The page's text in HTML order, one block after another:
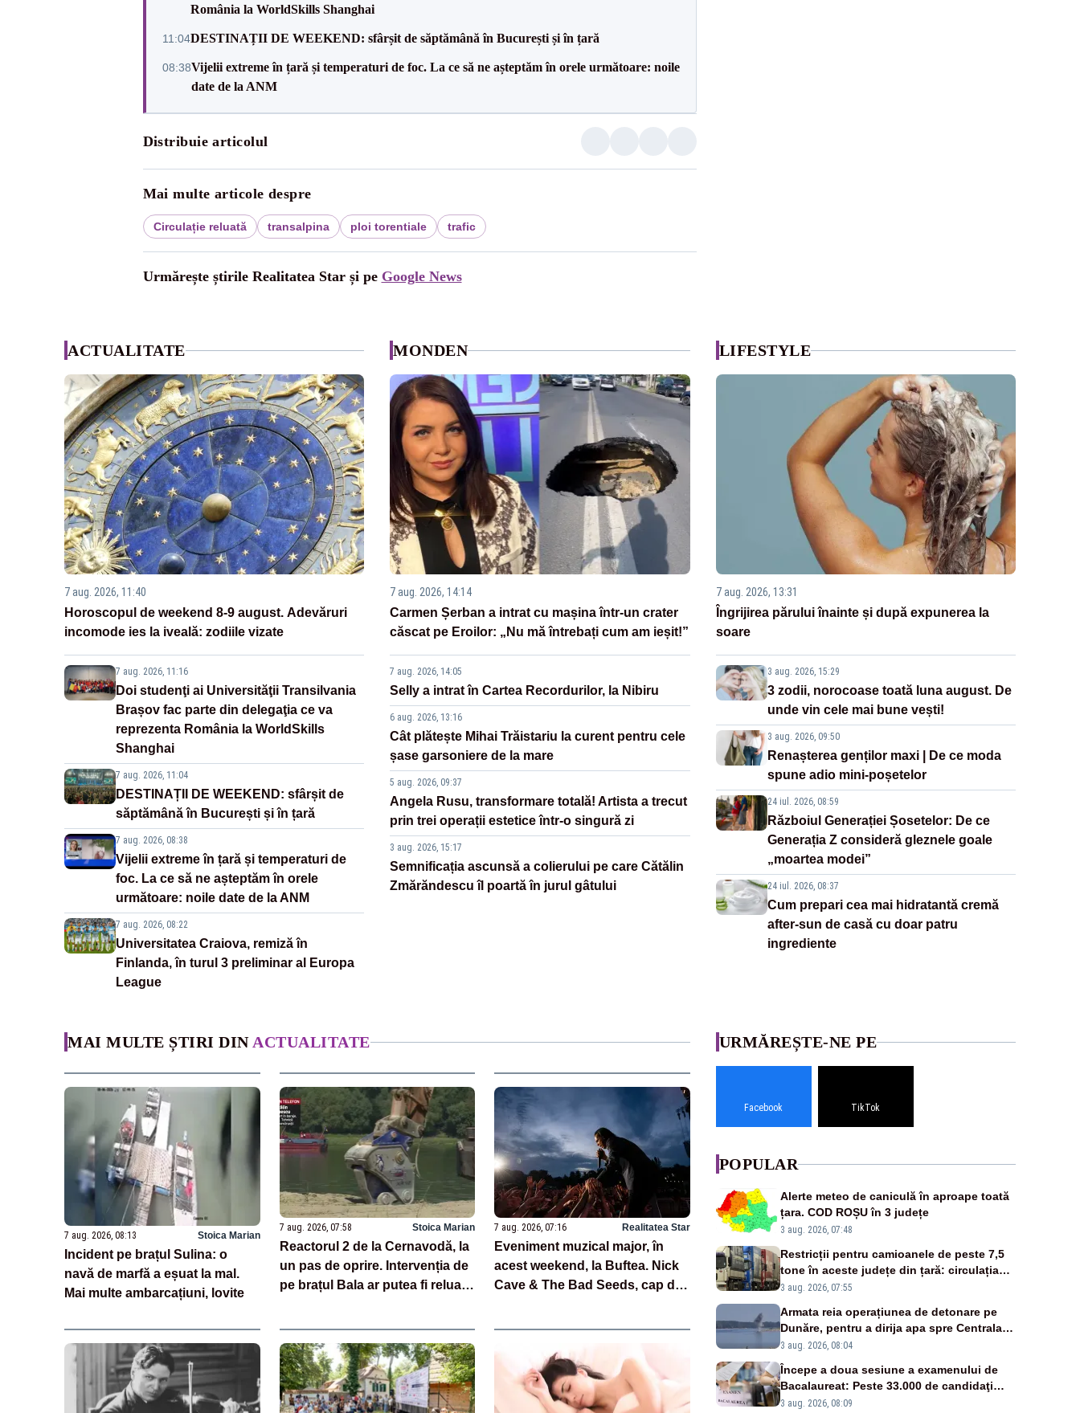
România la WorldSkills Shanghai
11:04DESTINAȚII DE WEEKEND: sfârșit de săptămână în București și în țară
08:38Vijelii extreme în țară și temperaturi de foc. La ce să ne așteptăm în orele următoare: noile
date de la ANM
Distribuie articolul
Mai multe articole despre
Circulație reluată transalpina ploi torentiale trafic
Urmărește știrile Realitatea Star și pe Google News
ACTUALITATE
7 aug. 2026, 11:40
Horoscopul de weekend 8-9 august. Adevăruri
incomode ies la iveală: zodiile vizate
7 aug. 2026, 11:16
Doi studenţi ai Universităţii Transilvania
Brașov fac parte din delegaţia ce va
reprezenta România la WorldSkills
Shanghai
7 aug. 2026, 11:04
DESTINAȚII DE WEEKEND: sfârșit de
săptămână în București și în țară
7 aug. 2026, 08:38
Vijelii extreme în țară și temperaturi de
foc. La ce să ne așteptăm în orele
următoare: noile date de la ANM
7 aug. 2026, 08:22
Universitatea Craiova, remiză în
Finlanda, în turul 3 preliminar al Europa
League
MONDEN
7 aug. 2026, 14:14
Carmen Șerban a intrat cu mașina într-un crater
căscat pe Eroilor: „Nu mă întrebați cum am ieșit!”
7 aug. 2026, 14:05
Selly a intrat în Cartea Recordurilor, la Nibiru
6 aug. 2026, 13:16
Cât plătește Mihai Trăistariu la curent pentru cele
șase garsoniere de la mare
5 aug. 2026, 09:37
Angela Rusu, transformare totală! Artista a trecut
prin trei operații estetice într-o singură zi
3 aug. 2026, 15:17
Semnificația ascunsă a colierului pe care Cătălin
Zmărăndescu îl poartă în jurul gâtului
LIFESTYLE
7 aug. 2026, 13:31
Îngrijirea părului înainte și după expunerea la
soare
3 aug. 2026, 15:29
3 zodii, norocoase toată luna august. De
unde vin cele mai bune vești!
3 aug. 2026, 09:50
Renașterea genților maxi | De ce moda
spune adio mini-poșetelor
24 iul. 2026, 08:59
Războiul Generației Șosetelor: De ce
Generația Z consideră gleznele goale
„moartea modei”
24 iul. 2026, 08:37
Cum prepari cea mai hidratantă cremă
after-sun de casă cu doar patru
ingrediente
MAI MULTE ȘTIRI DIN ACTUALITATE
7 aug. 2026, 08:13 Stoica Marian
Incident pe brațul Sulina: o
navă de marfă a eșuat la mal.
Mai multe ambarcațiuni, lovite
7 aug. 2026, 07:58 Stoica Marian
Reactorul 2 de la Cernavodă, la
un pas de oprire. Intervenția de
pe brațul Bala ar putea fi reluată
7 aug. 2026, 07:16 Realitatea Star
Eveniment muzical major, în
acest weekend, la Buftea. Nick
Cave & The Bad Seeds, cap de
URMĂREȘTE-NE PE
Facebook TikTok
POPULAR
Alerte meteo de caniculă în aproape toată
țara. COD ROȘU în 3 județe
3 aug. 2026, 07:48
Restricții pentru camioanele de peste 7,5
tone în aceste județe din țară: circulația
este interzisă luni, între orele 12:00 și
3 aug. 2026, 07:55
Armata reia operațiunea de detonare pe
Dunăre, pentru a dirija apa spre Centrala
Cernavodă
3 aug. 2026, 08:04
Începe a doua sesiune a examenului de
Bacalaureat: Peste 33.000 de candidaţi
înscrişi
3 aug. 2026, 08:09